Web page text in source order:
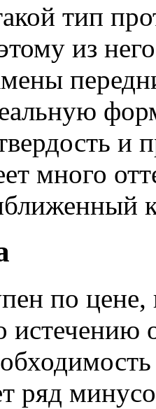
тип
из
и
много
по
истечению
ряд